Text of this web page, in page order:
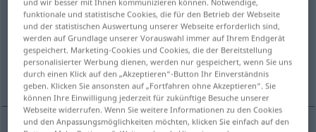
Übersicht aller Übersetzungen
(Für mehr Details die Übersetzung anklicken/antippen)
instynktowny
funktionale und statistische Cookies, die für den Betrieb der Webseite
und der statistischen Auswertung unserer Webseite erforderlich sind,
werden auf Grundlage unserer Vorauswahl immer auf Ihrem Endgerät
gespeichert. Marketing-Cookies und Cookies, die der Bereitstellung
personalisierter Werbung dienen, werden nur gespeichert, wenn Sie uns
durch einen Klick auf den „Akzeptieren“-Button Ihr Einverständnis
geben. Klicken Sie ansonsten auf „Fortfahren ohne Akzeptieren“. Sie
können Ihre Einwilligung jederzeit für zukünftige Besuche unserer
Webseite widerrufen. Wenn Sie weitere Informationen zu den Cookies
und den Anpassungsmöglichkeiten möchten, klicken Sie einfach auf den